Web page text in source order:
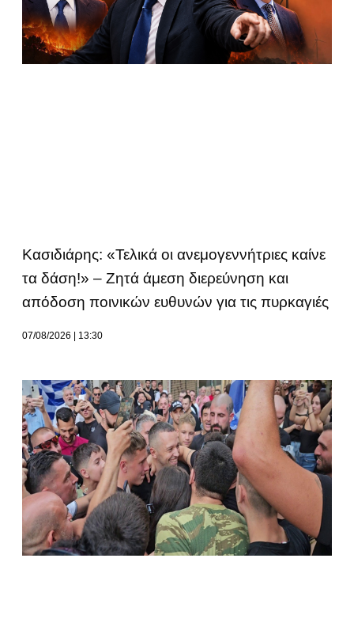
Κασιδιάρης: «Τελικά οι ανεμογεννήτριες καίνε
τα δάση!» – Ζητά άμεση διερεύνηση και
απόδοση ποινικών ευθυνών για τις πυρκαγιές
07/08/2026 13:30